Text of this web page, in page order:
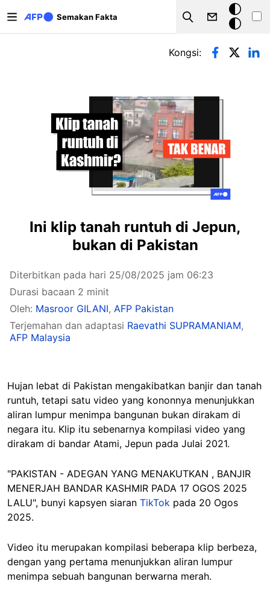
Semakan Fakta
Search
Mod
gelap
Tab-tab utama
Kongsi:
Ini klip tanah runtuh di Jepun,
bukan di Pakistan
Diterbitkan pada hari 25/08/2025 jam 06:23
Durasi bacaan 2 minit
Oleh: Masroor GILANI, AFP Pakistan
Terjemahan dan adaptasi Raevathi SUPRAMANIAM,
AFP Malaysia
Hujan lebat di Pakistan mengakibatkan banjir dan tanah
runtuh, tetapi satu video yang kononnya menunjukkan
aliran lumpur menimpa bangunan bukan dirakam di
negara itu. Klip itu sebenarnya kompilasi video yang
dirakam di bandar Atami, Jepun pada Julai 2021.
"PAKISTAN - ADEGAN YANG MENAKUTKAN , BANJIR
MENERJAH BANDAR KASHMIR PADA 17 OGOS 2025
LALU", bunyi kapsyen siaran TikTok pada 20 Ogos
2025.
Video itu merupakan kompilasi beberapa klip berbeza,
dengan yang pertama menunjukkan aliran lumpur
menimpa sebuah bangunan berwarna merah.